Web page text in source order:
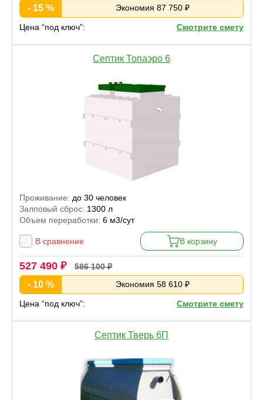
- 15 % Экономия 87 750 ₽
Цена “под ключ”: Смотрите смету
Септик Топаэро 6
Проживание: до 30 человек
Залповый сброс: 1300 л
Объем переработки: 6 м3/сут
В сравнение В корзину
527 490 ₽ 586 100 ₽
- 10 % Экономия 58 610 ₽
Цена “под ключ”: Смотрите смету
Септик Тверь 6П